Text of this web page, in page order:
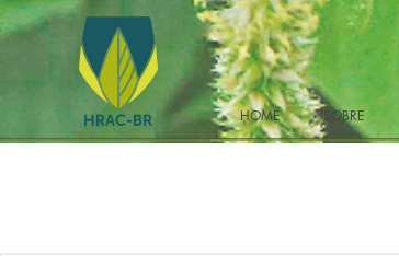
HOME SOBRE